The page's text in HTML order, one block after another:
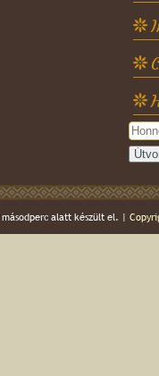
alatt készült el. |